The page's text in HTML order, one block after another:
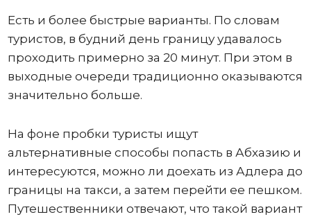
Есть и более быстрые варианты. По словам
туристов, в будний день границу удавалось
проходить примерно за 20 минут. При этом в
выходные очереди традиционно оказываются
значительно больше.
На фоне пробки туристы ищут
альтернативные способы попасть в Абхазию и
интересуются, можно ли доехать из Адлера до
границы на такси, а затем перейти ее пешком.
Путешественники отвечают, что такой вариант